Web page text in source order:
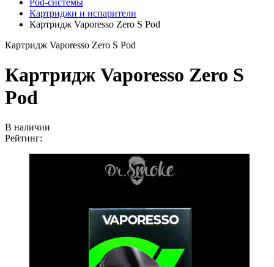
Картриджи и испарители
Картридж Vaporesso Zero S Pod
Картридж Vaporesso Zero S Pod
Картридж Vaporesso Zero S
Pod
В наличии
Рейтинг: